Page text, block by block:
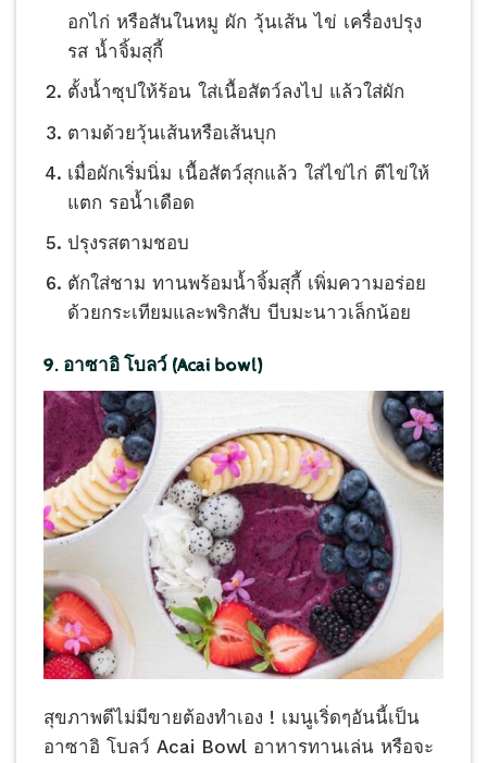
อกไก่ หรือสันในหมู ผัก วุ้นเส้น ไข่ เครื่องปรุง
รส น้ำจิ้มสุกี้
ตั้งน้ำซุปให้ร้อน ใส่เนื้อสัตว์ลงไป แล้วใส่ผัก
ตามด้วยวุ้นเส้นหรือเส้นบุก
เมื่อผักเริ่มนิ่ม เนื้อสัตว์สุกแล้ว ใส่ไข่ไก่ ตีไข่ให้
แตก รอน้ำเดือด
ปรุงรสตามชอบ
ตักใส่ชาม ทานพร้อมน้ำจิ้มสุกี้ เพิ่มความอร่อย
ด้วยกระเทียมและพริกสับ บีบมะนาวเล็กน้อย
9. อาซาอิ โบลว์ (Acai bowl)
สุขภาพดีไม่มีขายต้องทำเอง ! เมนูเริ่ดๆอันนี้เป็น
อาซาอิ โบลว์ Acai Bowl อาหารทานเล่น หรือจะ